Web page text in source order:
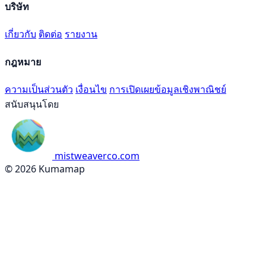
บริษัท
เกี่ยวกับ ติดต่อ รายงาน
กฎหมาย
ความเป็นส่วนตัว เงื่อนไข การเปิดเผยข้อมูลเชิงพาณิชย์
สนับสนุนโดย
mistweaverco.com
© 2026 Kumamap